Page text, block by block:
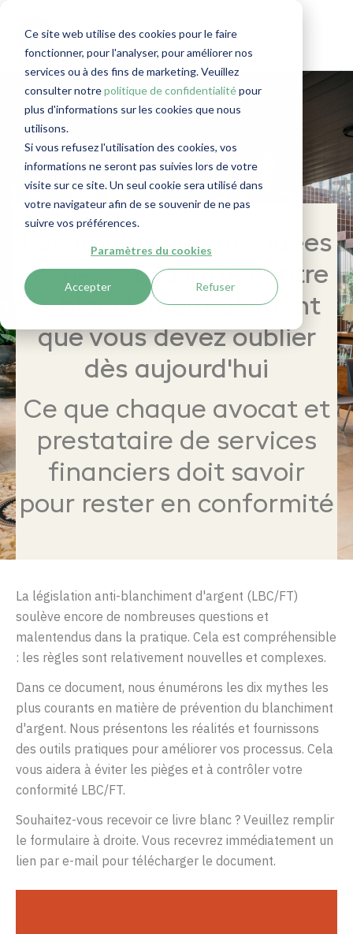
Ce site web utilise des cookies pour le faire
fonctionner, pour l'analyser, pour améliorer nos
services ou à des fins de marketing. Veuillez
consulter notrepolitique de confidentialitépour
plus d'informations sur les cookies que nous
utilisons.
Si vous refusez l'utilisation des cookies, vos
informations ne seront pas suivies lors de votre
visite sur ce site. Un seul cookie sera utilisé dans
votre navigateur afin de se souvenir de ne pas
suivre vos préférences.
Paramètres du cookies
Accepter Refuser
Les 10 plus grandes idées
reçues sur la lutte contre
le blanchiment d'argent
que vous devez oublier
dès aujourd'hui
Ce que chaque avocat et
prestataire de services
financiers doit savoir
pour rester en conformité
La législation anti-blanchiment d'argent (LBC/FT)
soulève encore de nombreuses questions et
malentendus dans la pratique. Cela est compréhensible
: les règles sont relativement nouvelles et complexes.
Dans ce document, nous énumérons les dix mythes les
plus courants en matière de prévention du blanchiment
d'argent. Nous présentons les réalités et fournissons
des outils pratiques pour améliorer vos processus. Cela
vous aidera à éviter les pièges et à contrôler votre
conformité LBC/FT.
Souhaitez-vous recevoir ce livre blanc ? Veuillez remplir
le formulaire à droite. Vous recevrez immédiatement un
lien par e-mail pour télécharger le document.